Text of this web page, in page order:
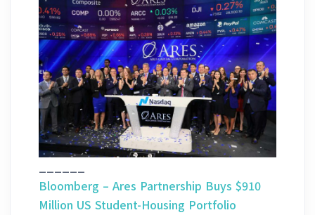
Bloomberg – Ares Partnership Buys $910
Million US Student-Housing Portfolio